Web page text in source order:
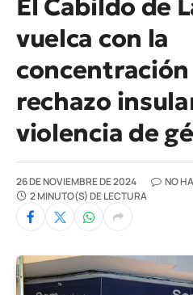
El Cabildo de
vuelca con la
rechazo
violencia de
26 DE NOVIEMBRE DE 2024
NO
2 MINUTO(S) DE LECTURA